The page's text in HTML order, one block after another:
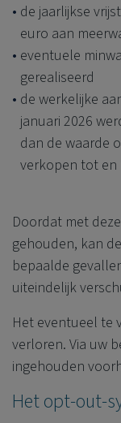
de jaarlijkse
euro aan
eventuele
gerealiseerd
de werkelijke
januari 2026
dan de waarde
verkopen tot en
Doordat met
gehouden, kan
bepaalde
uiteindelijk
Het eventueel te
verloren. Via uw
ingehouden
Het opt-out-